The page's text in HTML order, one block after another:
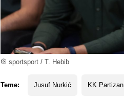
sportsport / T. Hebib
Teme: Jusuf Nurkić KK Partizan